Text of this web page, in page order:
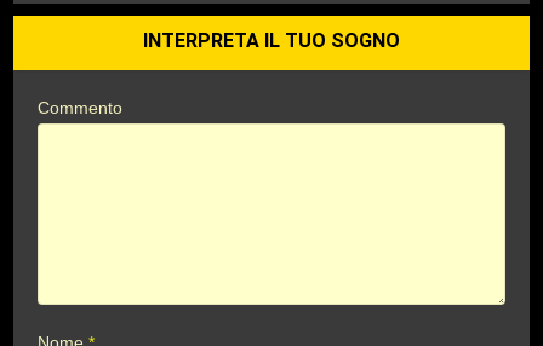
INTERPRETA IL TUO SOGNO
Commento